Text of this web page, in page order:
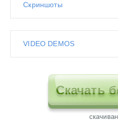
Скриншоты
VIDEO DEMOS
Скачать